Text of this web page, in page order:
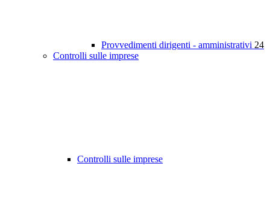
Provvedimenti dirigenti - amministrativi 24
Controlli sulle imprese
Controlli sulle imprese